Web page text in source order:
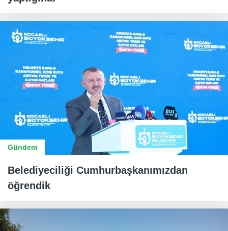
Gündem
Belediyeciliği Cumhurbaşkanımızdan
öğrendik